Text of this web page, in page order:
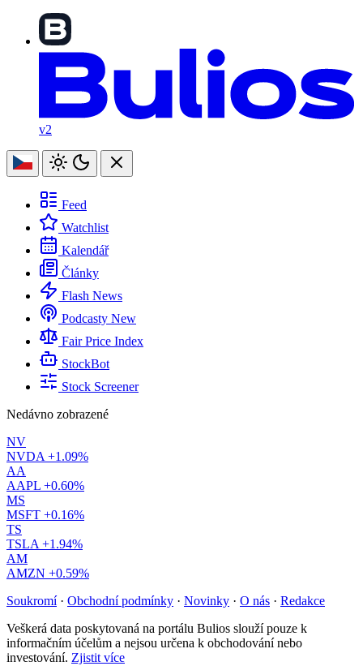
v2
Feed
Watchlist
Kalendář
Články
Flash News
Podcasty New
Fair Price Index
StockBot
Stock Screener
Nedávno zobrazené
NV
NVDA +1.09%
AA
AAPL +0.60%
MS
MSFT +0.16%
TS
TSLA +1.94%
AM
AMZN +0.59%
Soukromí · Obchodní podmínky · Novinky · O nás · Redakce
Veškerá data poskytovaná na portálu Bulios slouží pouze k
informačním účelům a nejsou určena k obchodování nebo
investování. Zjistit více